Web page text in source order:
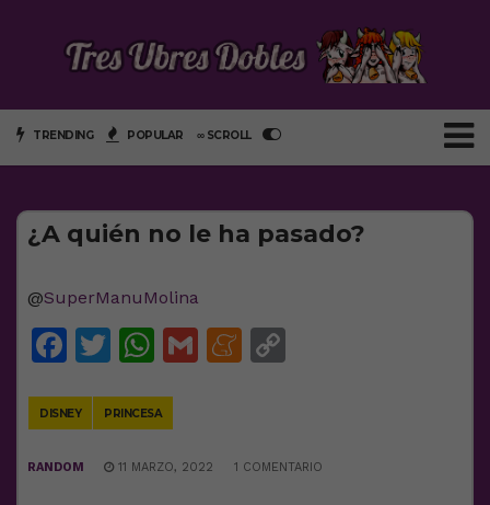
TRENDING POPULAR ∞ SCROLL
¿A quién no le ha pasado?
@SuperManuMolina
Facebook
Twitter
WhatsApp
GmailMeneame
DISNEY PRINCESA
RANDOM 11 MARZO, 2022 1 COMENTARIO